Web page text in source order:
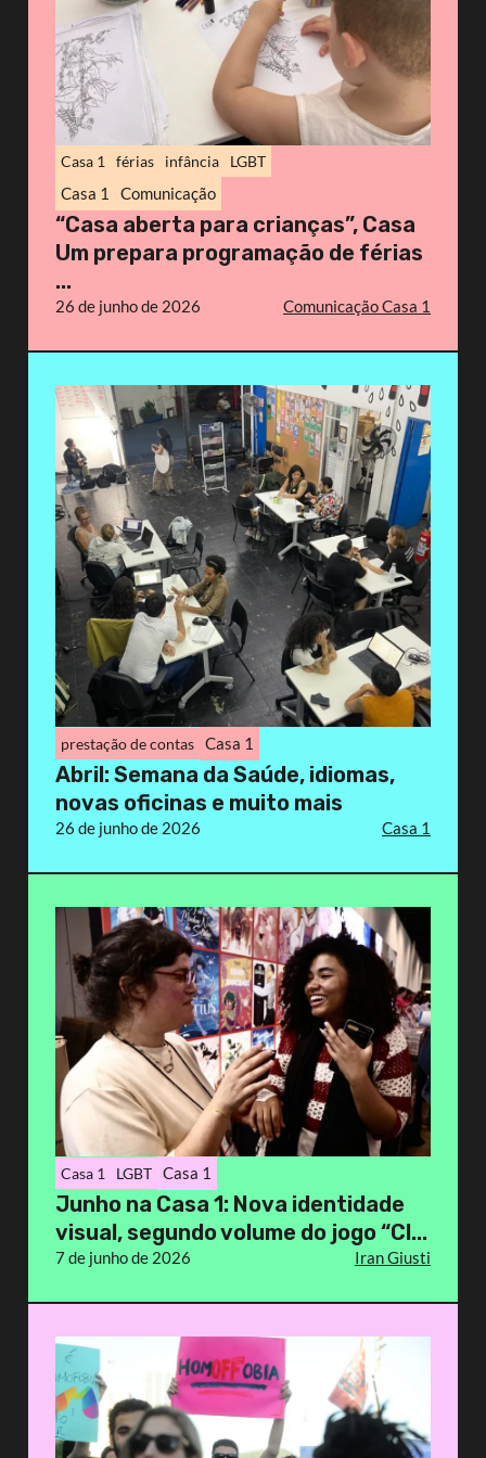
Casa 1 férias infância LGBT
Casa 1 Comunicação
“Casa aberta para crianças”, Casa
Um prepara programação de férias
...
26 de junho de 2026 Comunicação Casa 1
prestação de contas Casa 1
Abril: Semana da Saúde, idiomas,
novas oficinas e muito mais
26 de junho de 2026 Casa 1
Casa 1 LGBT Casa 1
Junho na Casa 1: Nova identidade
visual, segundo volume do jogo “Cl...
7 de junho de 2026 Iran Giusti